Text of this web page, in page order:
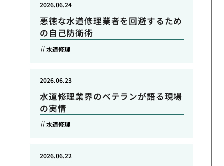
悪徳な水道修理業者を回避するため
の自己防衛術
2026.06.24
水道修理
水道修理業界のベテランが語る現場
の実情
2026.06.23
水道修理
2026.06.22